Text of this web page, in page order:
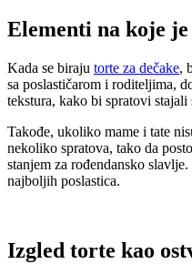
Elementi na koje
Kada se biraju torte za dečake,
sa poslastičarom i roditeljima,
tekstura, kako bi spratovi
Takođe, ukoliko mame i tate
nekoliko spratova, tako da
stanjem za rođendansko
najboljih poslastica.
Izgled torte kao